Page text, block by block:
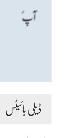
ڈیلی بائیٹس